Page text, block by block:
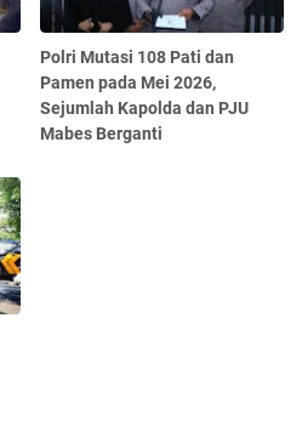
Polri Mutasi 108 Pati dan
Pamen pada Mei 2026,
Sejumlah Kapolda dan PJU
Mabes Berganti